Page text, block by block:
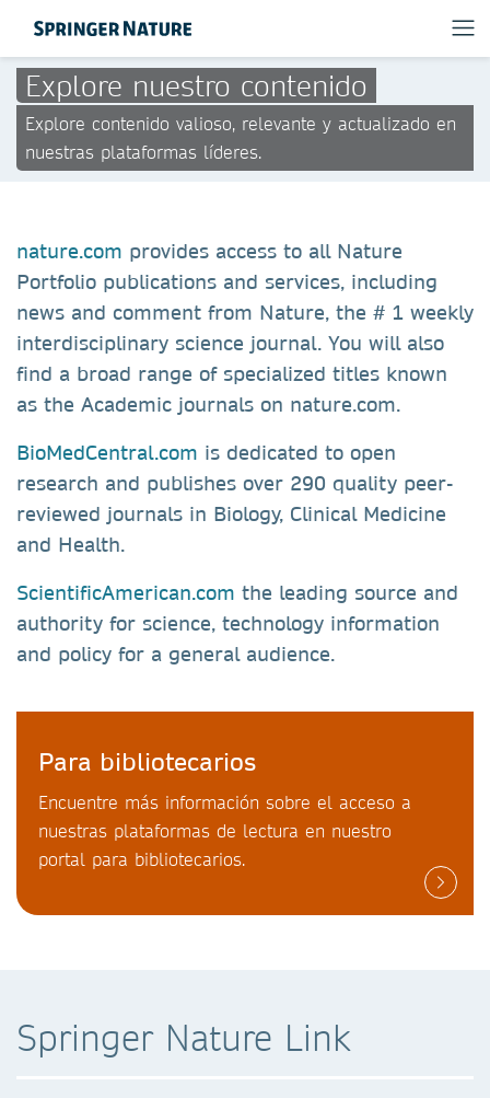
Explore nuestro contenido
Explore contenido valioso, relevante y actualizado en
nuestras plataformas líderes.
nature.com provides access to all Nature
Portfolio publications and services, including
news and comment from Nature, the # 1 weekly
interdisciplinary science journal. You will also
find a broad range of specialized titles known
as the Academic journals on nature.com.
BioMedCentral.com is dedicated to open
research and publishes over 290 quality peer-
reviewed journals in Biology, Clinical Medicine
and Health.
ScientificAmerican.com the leading source and
authority for science, technology information
and policy for a general audience.
Para bibliotecarios
Encuentre más información sobre el acceso a
nuestras plataformas de lectura en nuestro
portal para bibliotecarios.
Springer Nature Link